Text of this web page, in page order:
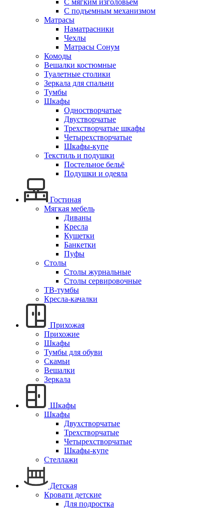
С мягким изголовьем
С подъемным механизмом
Матрасы
Наматрасники
Чехлы
Матрасы Сонум
Комоды
Вешалки костюмные
Туалетные столики
Зеркала для спальни
Тумбы
Шкафы
Одностворчатые
Двустворчатые
Трехстворчатые шкафы
Четырехстворчатые
Шкафы-купе
Текстиль и подушки
Постельное бельё
Подушки и одеяла
Гостиная
Мягкая мебель
Диваны
Кресла
Кушетки
Банкетки
Пуфы
Столы
Столы журнальные
Столы сервировочные
ТВ-тумбы
Кресла-качалки
Прихожая
Прихожие
Шкафы
Тумбы для обуви
Скамьи
Вешалки
Зеркала
Шкафы
Шкафы
Двухстворчатые
Трехстворчатые
Четырехстворчатые
Шкафы-купе
Стеллажи
Детская
Кровати детские
Для подростка